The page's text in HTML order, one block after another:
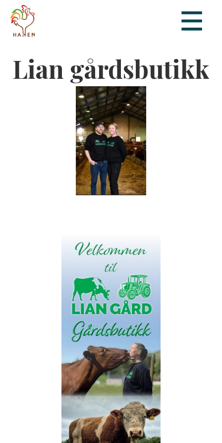
Lian gårdsbutikk